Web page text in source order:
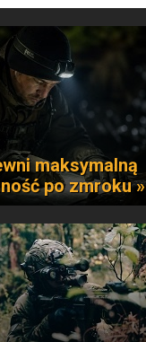
maksymalną
po zmroku »